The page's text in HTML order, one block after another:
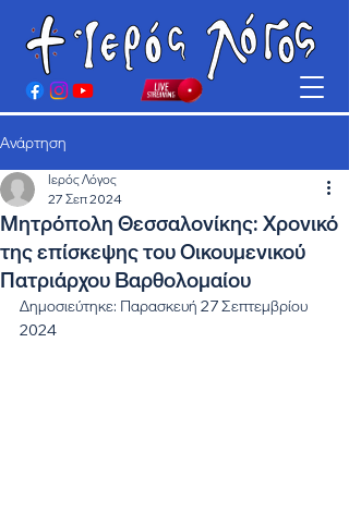
Ανάρτηση
Μητρόπολη Θεσσαλονίκης: Χρονικό
της επίσκεψης του Οικουμενικού
Πατριάρχου Βαρθολομαίου
Ιερός Λόγος
27 Σεπ 2024
Δημοσιεύτηκε: Παρασκευή 27 Σεπτεμβρίου
2024